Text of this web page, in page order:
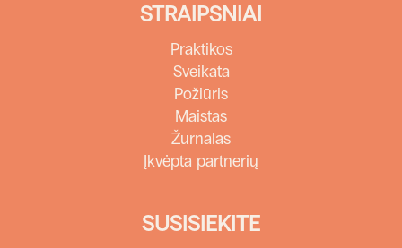
STRAIPSNIAI
Praktikos
Sveikata
Požiūris
Maistas
Žurnalas
Įkvėpta partnerių
SUSISIEKITE